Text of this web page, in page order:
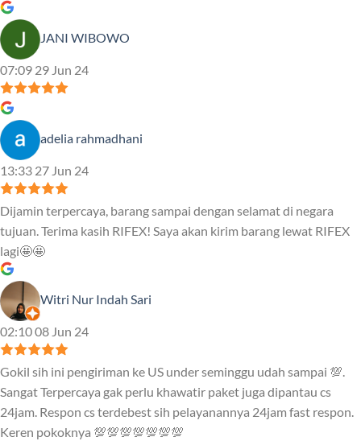
JANI WIBOWO
07:09 29 Jun 24
adelia rahmadhani
13:33 27 Jun 24
Dijamin terpercaya, barang sampai dengan selamat di negara
tujuan. Terima kasih RIFEX! Saya akan kirim barang lewat RIFEX
lagi🤩🤩
Witri Nur Indah Sari
02:10 08 Jun 24
Gokil sih ini pengiriman ke US under seminggu udah sampai 💯.
Sangat Terpercaya gak perlu khawatir paket juga dipantau cs
24jam. Respon cs terdebest sih pelayanannya 24jam fast respon.
Keren pokoknya 💯💯💯💯💯💯💯